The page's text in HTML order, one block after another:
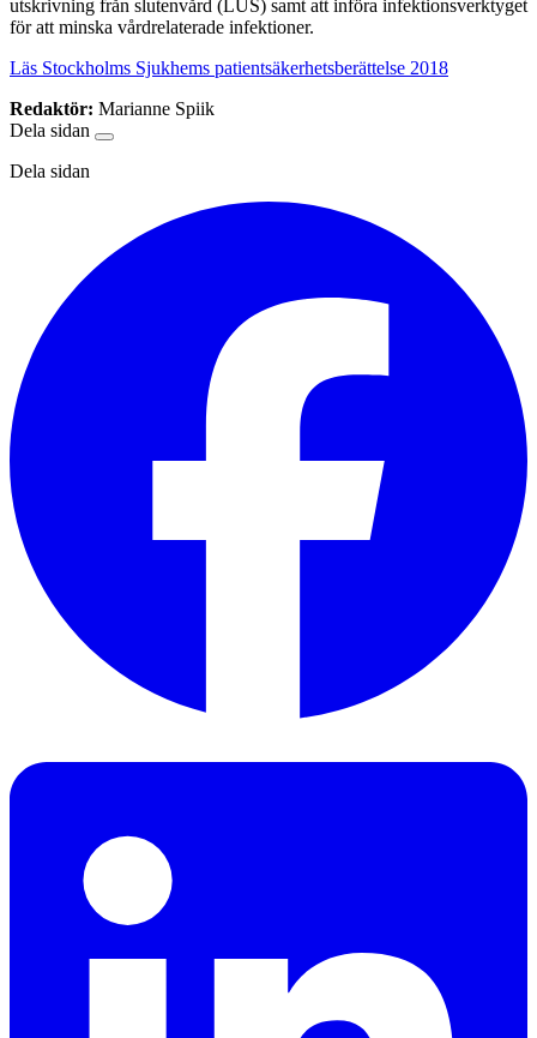
utskrivning från slutenvård (LUS) samt att införa infektionsverktyget
för att minska vårdrelaterade infektioner.
Läs Stockholms Sjukhems patientsäkerhetsberättelse 2018
Redaktör: Marianne Spiik
Dela sidan
Dela sidan